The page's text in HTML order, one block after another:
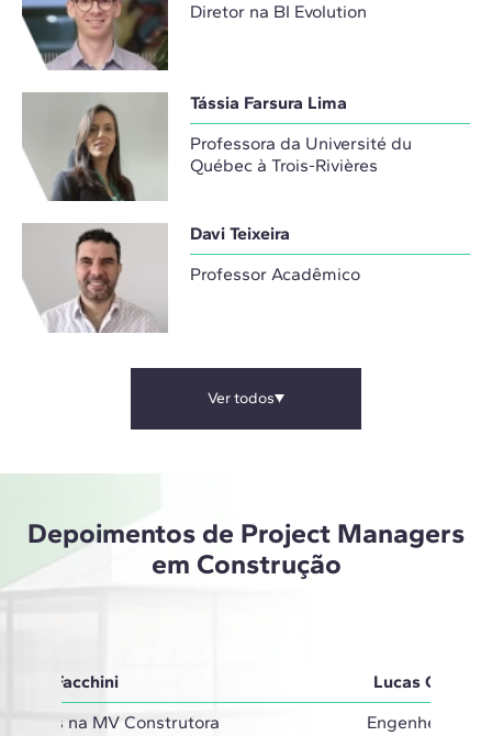
Diretor na BI Evolution
Tássia Farsura Lima
Professora da Université du
Québec à Trois-Rivières
Davi Teixeira
Professor Acadêmico
Ver todos
Depoimentos de Project Managers
em Construção
Carla Facchini
na MV Construtora
Lucas Guedes
Engenheiro